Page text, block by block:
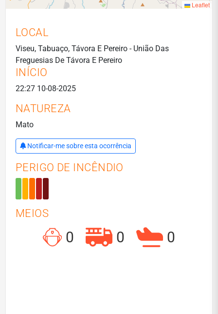
Leaflet
LOCAL
Viseu, Tabuaço, Távora E Pereiro - União Das
Freguesias De Távora E Pereiro
INÍCIO
22:27 10-08-2025
NATUREZA
Mato
Notificar-me sobre esta ocorrência
PERIGO DE INCÊNDIO
MEIOS
0 0 0